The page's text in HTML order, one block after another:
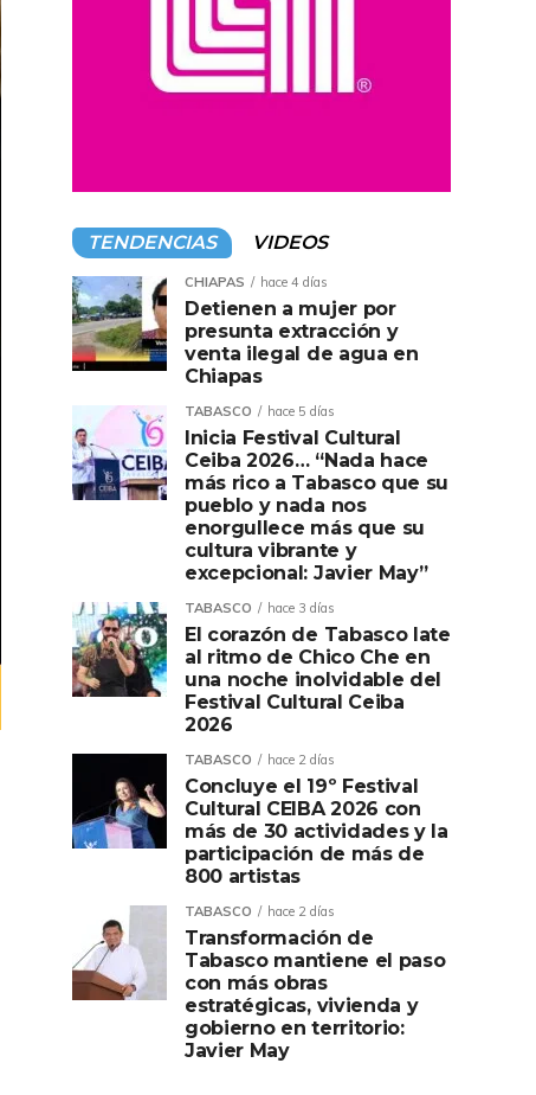
TENDENCIAS VIDEOS
CHIAPAS hace 4 días
Detienen a mujer por
presunta extracción y
venta ilegal de agua en
Chiapas
TABASCO hace 5 días
Inicia Festival Cultural
Ceiba 2026… “Nada hace
más rico a Tabasco que su
pueblo y nada nos
enorgullece más que su
cultura vibrante y
excepcional: Javier May”
TABASCO hace 3 días
El corazón de Tabasco late
al ritmo de Chico Che en
una noche inolvidable del
Festival Cultural Ceiba
2026
TABASCO hace 2 días
Concluye el 19º Festival
Cultural CEIBA 2026 con
más de 30 actividades y la
participación de más de
800 artistas
TABASCO hace 2 días
Transformación de
Tabasco mantiene el paso
con más obras
estratégicas, vivienda y
gobierno en territorio:
Javier May